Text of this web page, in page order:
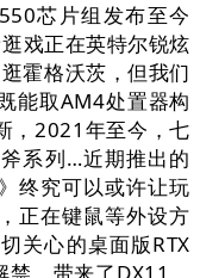
芯片组发布至今
戏正在英特尔锐炫
霍格沃茨，但我们
能取AM4处置器构
，2021年至今，七
系列…近期推出的
终究可以或许让玩
正在键鼠等外设方
关心的桌面版RTX